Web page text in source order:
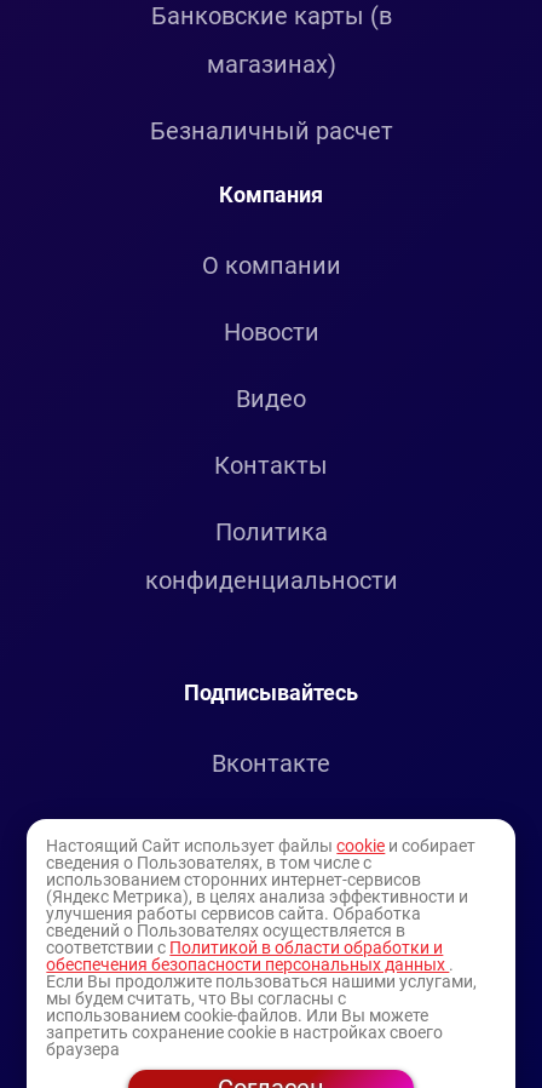
Банковские карты (в
магазинах)
Безналичный расчет
Компания
О компании
Новости
Видео
Контакты
Политика
конфиденциальности
Подписывайтесь
Вконтакте
Youtube
Настоящий Сайт использует файлыcookie и собирает
сведения о Пользователях, в том числе с
использованием сторонних интернет-сервисов
(Яндекс Метрика), в целях анализа эффективности и
улучшения работы сервисов сайта. Обработка
сведений о Пользователях осуществляется в
соответствии с Политикой в области обработки и
обеспечения безопасности персональных данных .
Если Вы продолжите пользоваться нашими услугами,
мы будем считать, что Вы согласны с
использованием cookie-файлов. Или Вы можете
запретить сохранение cookie в настройках своего
браузера